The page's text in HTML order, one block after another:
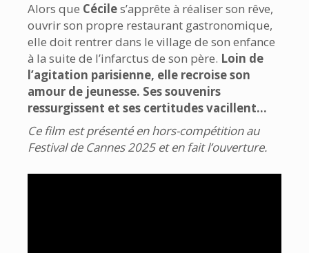
Alors que Céciles’apprête à réaliser son rêve,
ouvrir son propre restaurant gastronomique,
elle doit rentrer dans le village de son enfance
à la suite de l’infarctus de son père. Loin de
l’agitation parisienne, elle recroise son
amour de jeunesse. Ses souvenirs
ressurgissent et ses certitudes vacillent…
Ce film est présenté en hors-compétition au
Festival de Cannes 2025 et en fait l’ouverture.